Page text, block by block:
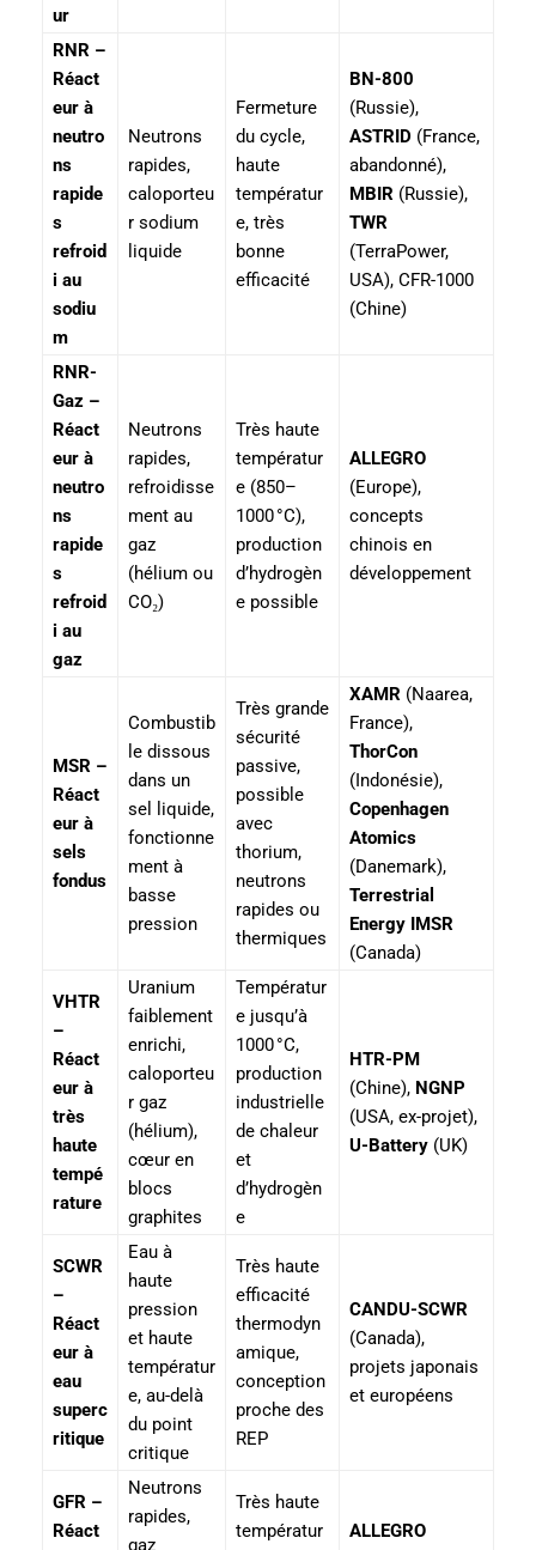
ur
RNR –
Réact
eur à
neutro
ns
rapide
s
refroid
i au
sodiu
m
Neutrons
rapides,
caloporteu
r sodium
liquide
Fermeture
du cycle,
haute
températur
e, très
bonne
efficacité
BN-800
(Russie),
ASTRID (France,
abandonné),
MBIR (Russie),
TWR
(TerraPower,
USA), CFR-1000
(Chine)
RNR-
Gaz –
Réact
eur à
neutro
ns
rapide
s
refroid
i au
gaz
Neutrons
rapides,
refroidisse
ment au
gaz
(hélium ou
CO₂)
Très haute
températur
e (850–
1000 °C),
production
d’hydrogèn
e possible
ALLEGRO
(Europe),
concepts
chinois en
développement
MSR –
Réact
eur à
sels
fondus
Combustib
le dissous
dans un
sel liquide,
fonctionne
ment à
basse
pression
Très grande
sécurité
passive,
possible
avec
thorium,
neutrons
rapides ou
thermiques
XAMR (Naarea,
France),
ThorCon
(Indonésie),
Copenhagen
Atomics
(Danemark),
Terrestrial
Energy IMSR
(Canada)
VHTR
–
Réact
eur à
très
haute
tempé
rature
Uranium
faiblement
enrichi,
caloporteu
r gaz
(hélium),
cœur en
blocs
graphites
Températur
e jusqu’à
1000 °C,
production
industrielle
de chaleur
et
d’hydrogèn
e
HTR-PM
(Chine), NGNP
(USA, ex-projet),
U-Battery (UK)
SCWR
–
Réact
eur à
eau
superc
ritique
Eau à
haute
pression
et haute
températur
e, au-delà
du point
critique
Très haute
efficacité
thermodyn
amique,
conception
proche des
REP
CANDU-SCWR
(Canada),
projets japonais
et européens
GFR –
Réact
Neutrons
rapides,
gaz
Très haute
températur
ALLEGRO